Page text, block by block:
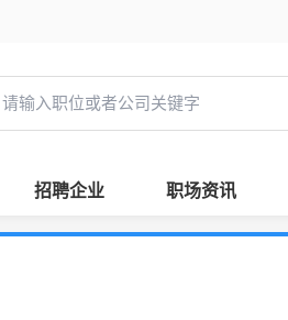
招聘企业 职场资讯